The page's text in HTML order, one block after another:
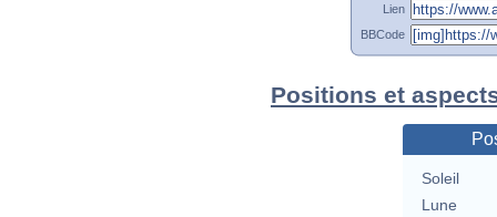
Lien
BBCode
Positions et
Soleil
Lune